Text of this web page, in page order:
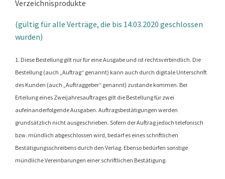
Verzeichnisprodukte
(gültig für alle Verträge, die bis 14.03.2020 geschlossen
wurden)
1. Diese Bestellung gilt nur für eine Ausgabe und ist rechtsverbindlich. Die
Bestellung (auch „Auftrag“ genannt) kann auch durch digitale Unterschrift
des Kunden (auch „Auftraggeber“ genannt) zustande kommen. Bei
Erteilung eines Zweijahresauftrages gilt die Bestellung für zwei
aufeinanderfolgende Ausgaben. Auftragsbestätigungen werden
grundsätzlich nicht ausgeschrieben. Sofern der Auftrag jedoch telefonisch
bzw. mündlich abgeschlossen wird, bedarf es eines schriftlichen
Bestätigungsschreibens durch den Verlag. Ebenso bedürfen sonstige
mündliche Vereinbarungen einer schriftlichen Bestätigung.